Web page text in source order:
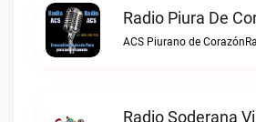
Radio Piura De